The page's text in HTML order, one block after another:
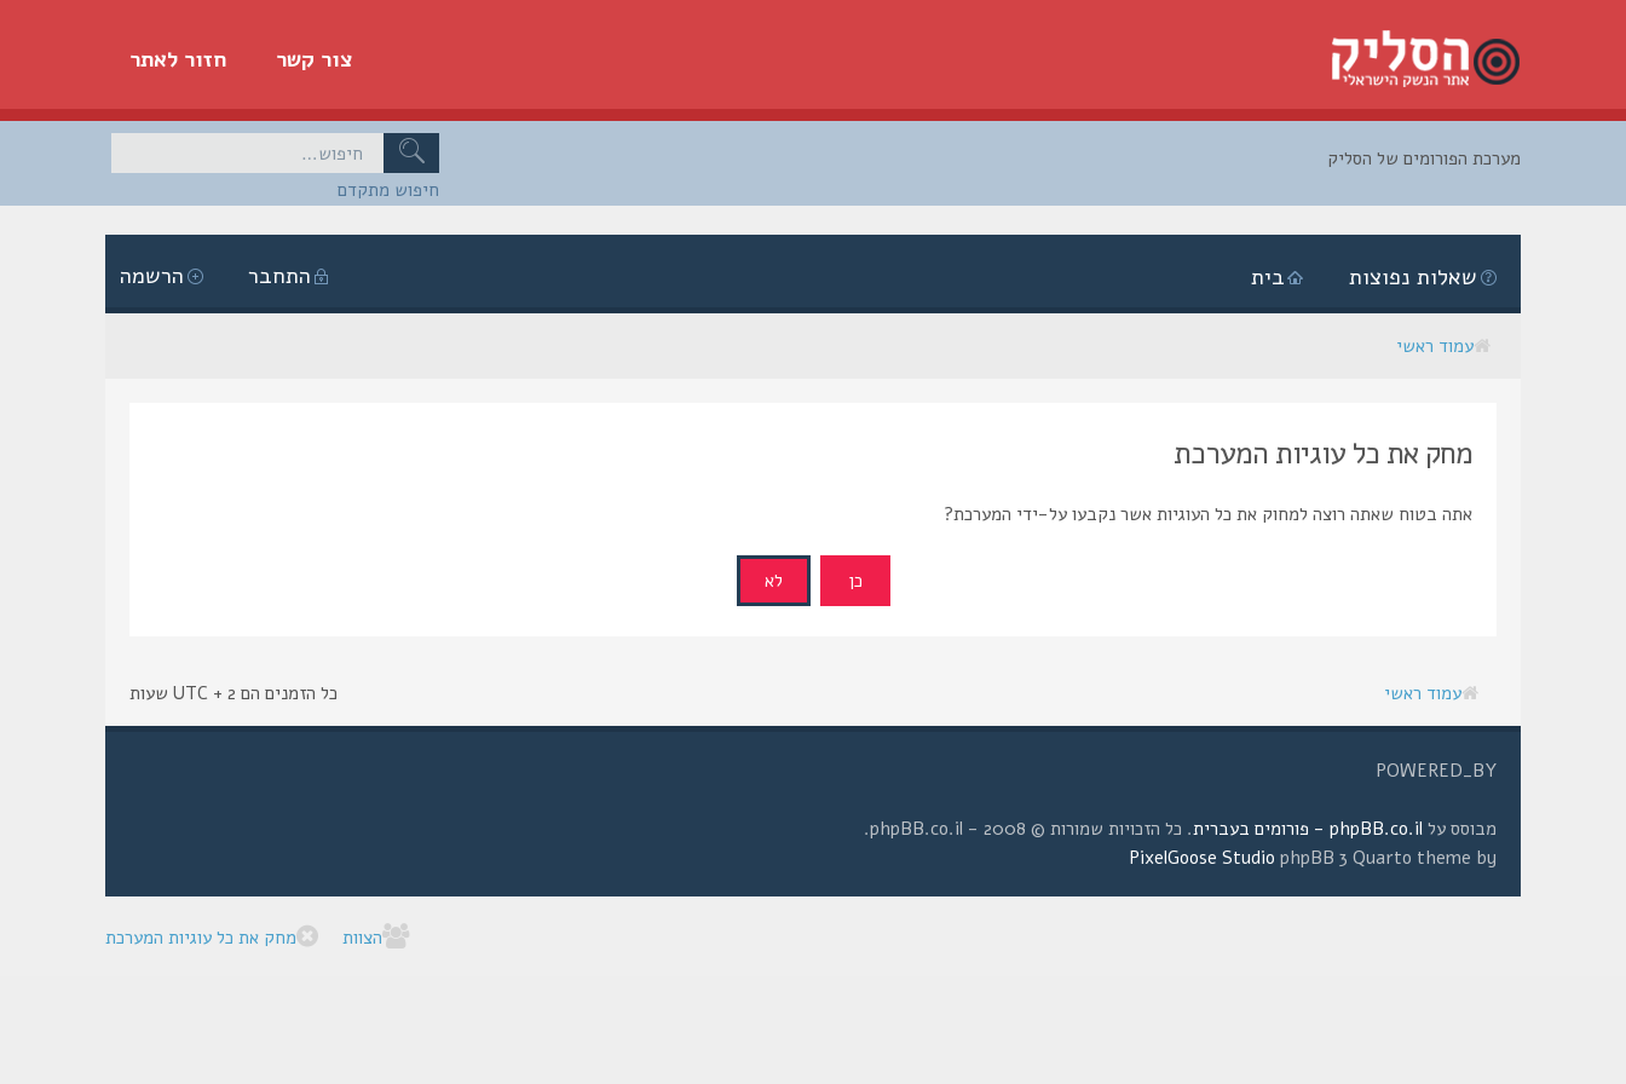
חזור לאתר צור קשר
חיפוש מתקדם
מערכת הפורומים של הסליק
הרשמה התחבר בית שאלות נפוצות
עמוד ראשי
מחק את כל עוגיות המערכת
אתה בטוח שאתה רוצה למחוק את כל העוגיות אשר נקבעו על-ידי המערכת?
עמוד ראשי כל הזמנים הם UTC + 2 שעות
POWERED_BY
מבוסס על phpBB.co.il - פורומים בעברית
. כל הזכויות שמורות © 2008 - phpBB.co.il.
phpBB 3 Quarto theme by
PixelGoose Studio
הצוות מחק את כל עוגיות המערכת